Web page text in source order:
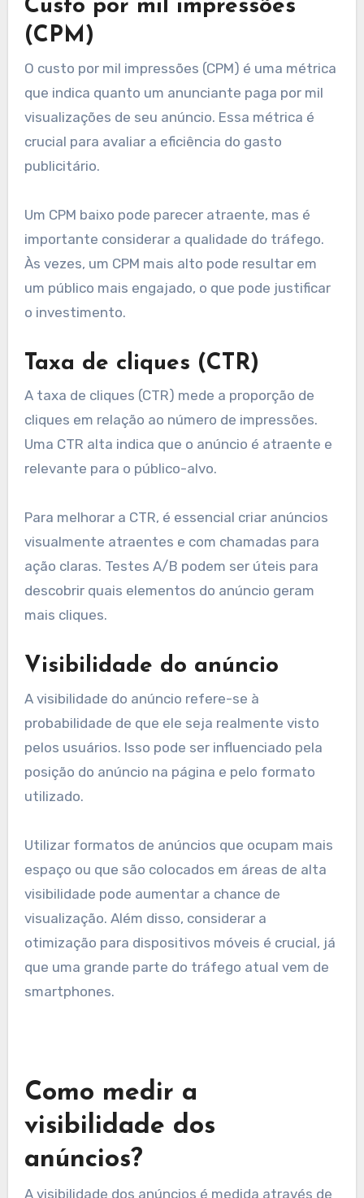
ajudar a identificar quais segmentos de público
são mais propensos a interagir com os anúncios.
Focar em nichos específicos pode resultar em
taxas de conversão mais altas.
Custo por mil impressões
(CPM)
O custo por mil impressões (CPM) é uma métrica
que indica quanto um anunciante paga por mil
visualizações de seu anúncio. Essa métrica é
crucial para avaliar a eficiência do gasto
publicitário.
Um CPM baixo pode parecer atraente, mas é
Às vezes, um CPM mais alto pode resultar em
um público mais engajado, o que pode justificar
o investimento.
A taxa de cliques (CTR) mede a proporção de
cliques em relação ao número de impressões.
Uma CTR alta indica que o anúncio é atraente e
relevante para o público-alvo.
Para melhorar a CTR, é essencial criar anúncios
ação claras. Testes A/B podem ser úteis para
descobrir quais elementos do anúncio geram
mais cliques.
Visibilidade do anúncio
A visibilidade do anúncio refere-se à
probabilidade de que ele seja realmente visto
pelos usuários. Isso pode ser influenciado pela
posição do anúncio na página e pelo formato
utilizado.
Utilizar formatos de anúncios que ocupam mais
otimização para dispositivos móveis é crucial, já
que uma grande parte do tráfego atual vem de
smartphones.